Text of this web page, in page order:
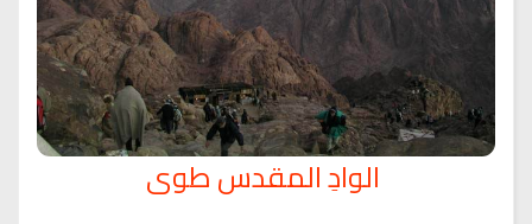
الوادِ المقدس طوى